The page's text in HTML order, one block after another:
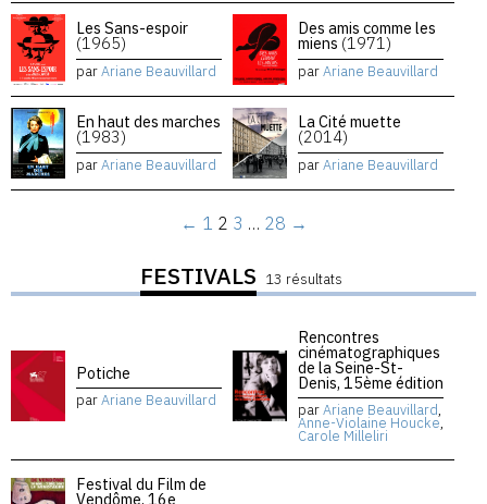
Les Sans-espoir
(1965)
parAriane Beauvillard
Des amis comme les
miens (1971)
parAriane Beauvillard
En haut des marches
(1983)
parAriane Beauvillard
La Cité muette
(2014)
parAriane Beauvillard
← 1 2 3 … 28 →
FESTIVALS 13 résultats
Potiche
parAriane Beauvillard
Rencontres
cinématographiques
de la Seine-St-
Denis, 15ème édition
parAriane Beauvillard,
Anne-Violaine Houcke,
Carole Milleliri
Festival du Film de
Vendôme, 16e